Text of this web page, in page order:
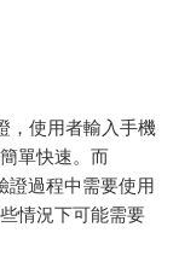
，使用者輸入手機
單快速。而
證過程中需要使用
情況下可能需要